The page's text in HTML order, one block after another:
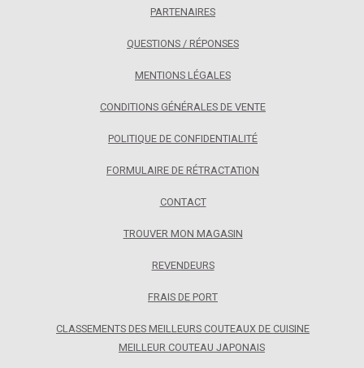
PARTENAIRES
QUESTIONS / RÉPONSES
MENTIONS LÉGALES
CONDITIONS GÉNÉRALES DE VENTE
POLITIQUE DE CONFIDENTIALITÉ
FORMULAIRE DE RÉTRACTATION
CONTACT
TROUVER MON MAGASIN
REVENDEURS
FRAIS DE PORT
CLASSEMENTS DES MEILLEURS COUTEAUX DE CUISINE
MEILLEUR COUTEAU JAPONAIS